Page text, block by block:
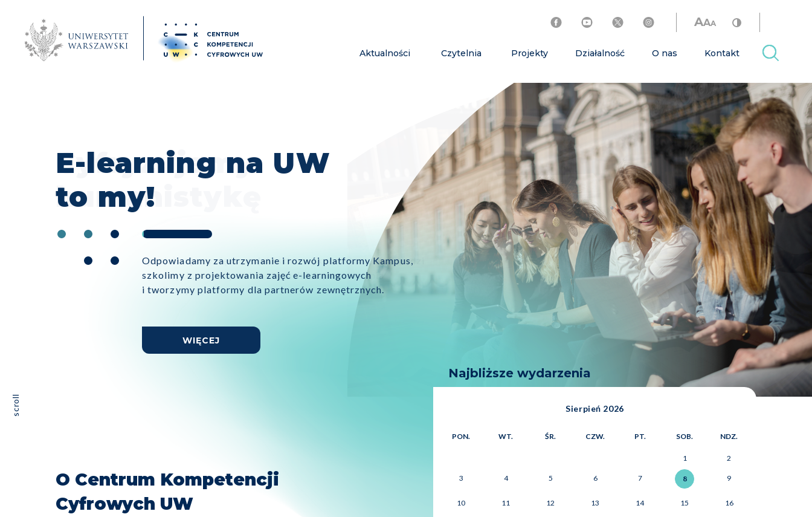
AAA
Aktualności Czytelnia Projekty Działalność O nas Kontakt
scroll
Cyfryzujemy
humanistykę
Specjalizujemy się w projektach z wykorzystaniem narzędzi
cyfrowych, na wszystkich etapach ich powstawania
i realizacji.
WIĘCEJ
O Centrum Kompetencji
Cyfrowych UW
Najbliższe wydarzenia
Poprzedni miesiąc
sierpień 2026
PON. WT. ŚR. CZW. PT. SOB. NDZ.
1 2
3 4 5 6 7 8 9
10 11 12 13 14 15 16